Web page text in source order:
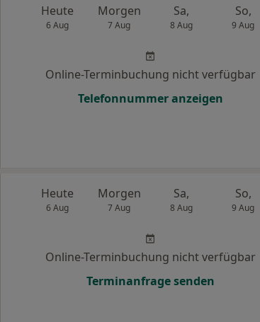
Heute
6 Aug
Morgen
7 Aug
Sa,
8 Aug
So,
9 Aug
Online-Terminbuchung nicht verfügbar
Telefonnummer anzeigen
Heute
6 Aug
Morgen
7 Aug
Sa,
8 Aug
So,
9 Aug
Online-Terminbuchung nicht verfügbar
Terminanfrage senden